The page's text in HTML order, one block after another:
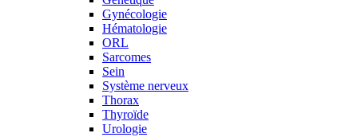
Gynécologie
Hématologie
ORL
Sarcomes
Sein
Système nerveux
Thorax
Thyroïde
Urologie